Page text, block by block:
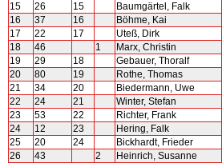
15
26 15 Baumgärtel, Falk
16
37 16 Böhme, Kai
17
22 17 Uteß, Dirk
18
46 1 Marx, Christin
19
29 18 Gebauer, Thoralf
20
80 19 Rothe, Thomas
21
34 20 Biedermann, Uwe
22
24 21 Winter, Stefan
23
53 22 Richter, Frank
24
12 23 Hering, Falk
25
20 24 Bickhardt, Frieder
26
43 2 Heinrich, Susanne